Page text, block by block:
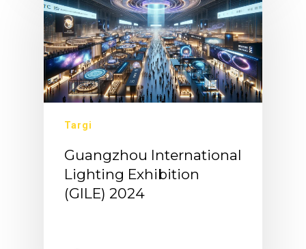
Targi
Guangzhou International
Lighting Exhibition
(GILE) 2024